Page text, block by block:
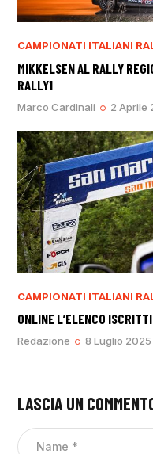
CAMPIONATI ITALIANI
MIKKELSEN AL RALLY
RALLY1
Marco Cardinali 2 Aprile
CAMPIONATI ITALIANI
ONLINE L’ELENCO
Redazione 8 Luglio 2025
LASCIA UN